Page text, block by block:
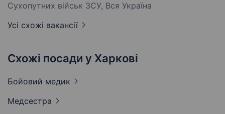
Сухопутних військ ЗСУ, Вся Україна
Усі схожі вакансії
Схожі посади у Харкові
Бойовий медик
Медсестра